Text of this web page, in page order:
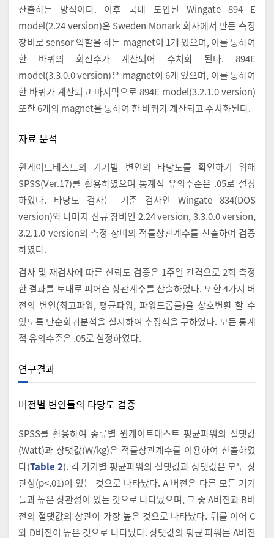
산출하는 방식이다. 이후 국내 도입된 Wingate 894 E
model(2.24 version)은 Sweden Monark 회사에서 만든 측정
장비로 sensor 역할을 하는 magnet이 1개 있으며, 이를 통하여
한 바퀴의 회전수가 계산되어 수치화 된다. 894E
model(3.3.0.0 version)은 magnet이 6개 있으며, 이를 통하여
한 바퀴가 계산되고 마지막으로 894E model(3.2.1.0 version)
또한 6개의 magnet을 통하여 한 바퀴가 계산되고 수치화된다.
자료 분석
윈게이트테스트의 기기별 변인의 타당도를 확인하기 위해
SPSS(Ver.17)를 활용하였으며 통계적 유의수준은 .05로 설정
하였다. 타당도 검사는 기준 검사인 Wingate 834(DOS
version)와 나머지 신규 장비인 2.24 version, 3.3.0.0 version,
3.2.1.0 version의 측정 장비의 적률상관계수를 산출하여 검증
하였다.
검사 및 재검사에 따른 신뢰도 검증은 1주일 간격으로 2회 측정
한 결과를 토대로 피어슨 상관계수를 산출하였다. 또한 4가지 버
전의 변인(최고파워, 평균파워, 파워드롭률)을 상호변환 할 수
있도록 단순회귀분석을 실시하여 추정식을 구하였다. 모든 통계
적 유의수준은 .05로 설정하였다.
연구결과
버전별 변인들의 타당도 검증
SPSS를 활용하여 종류별 윈게이트테스트 평균파워의 절댓값
(Watt)과 상댓값(W/kg)은 적률상관계수를 이용하여 산출하였
다(Table 2). 각 기기별 평균파워의 절댓값과 상댓값은 모두 상
관성(p<.01)이 있는 것으로 나타났다. A 버전은 다른 모든 기기
들과 높은 상관성이 있는 것으로 나타났으며, 그 중 A버전과 B버
전의 절댓값의 상관이 가장 높은 것으로 나타났다. 뒤를 이어 C
와 D버전이 높은 것으로 나타났다. 상댓값의 평균 파워는 A버전